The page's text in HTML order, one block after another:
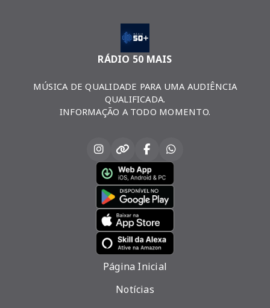
RÁDIO 50 MAIS
MÚSICA DE QUALIDADE PARA UMA AUDIÊNCIA
QUALIFICADA.
INFORMAÇÃO A TODO MOMENTO.
Página Inicial
Notícias